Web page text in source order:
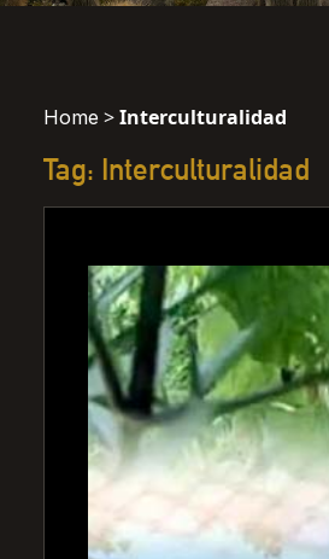
Home >Interculturalidad
Tag: Interculturalidad